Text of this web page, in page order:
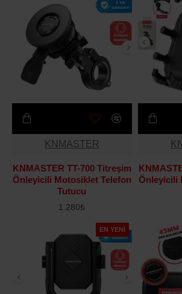
KNMASTER
KNMASTER TT-700 Titreşim
Önleyicili Motosiklet Telefon
Tutucu
1.280₺
Önleyicili
EN YENI